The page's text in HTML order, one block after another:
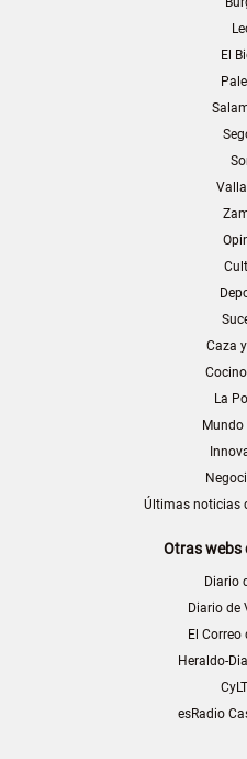
El
Caza
La
Mundo
Últimas noticias
Otras webs
Diario
Diario de
El Correo
Heraldo-
esRadio